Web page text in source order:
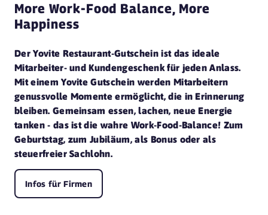
More Work-Food Balance, More
Happiness
Der Yovite Restaurant-Gutschein ist das ideale
Mitarbeiter- und Kundengeschenk für jeden Anlass.
Mit einem Yovite Gutschein werden Mitarbeitern
genussvolle Momente ermöglicht, die in Erinnerung
bleiben. Gemeinsam essen, lachen, neue Energie
tanken - das ist die wahre Work-Food-Balance! Zum
Geburtstag, zum Jubiläum, als Bonus oder als
steuerfreier Sachlohn.
Infos für Firmen